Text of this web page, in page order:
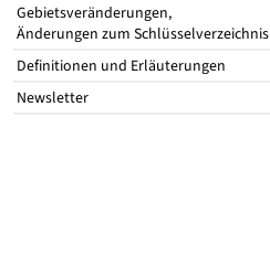
Gebietsveränderungen,
Änderungen zum Schlüsselverzeichnis
Definitionen und Erläuterungen
Newsletter